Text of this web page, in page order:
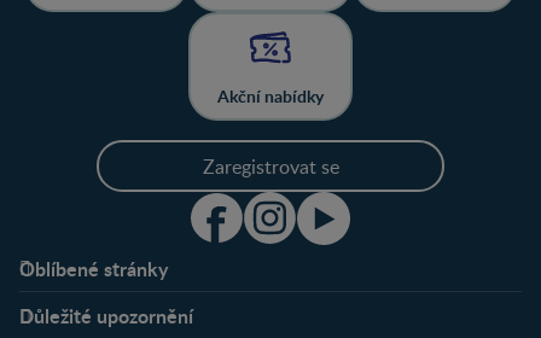
Akční nabídky
Zaregistrovat se
Oblíbené stránky
O nás
Důležité upozornění